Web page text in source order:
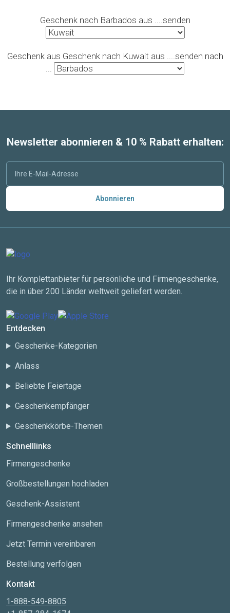
Geschenk nach Barbados aus ....senden
Geschenk aus Geschenk nach Kuwait aus ....senden nach
...
Newsletter abonnieren & 10 % Rabatt erhalten:
Abonnieren
Ihr Komplettanbieter für persönliche und Firmengeschenke,
die in über 200 Länder weltweit geliefert werden.
Entdecken
Geschenke-Kategorien
Anlass
Beliebte Feiertage
Geschenkempfänger
Geschenkkörbe-Themen
Schnelllinks
Firmengeschenke
Großbestellungen hochladen
Geschenk-Assistent
Firmengeschenke ansehen
Jetzt Termin vereinbaren
Bestellung verfolgen
Kontakt
1-888-549-8805